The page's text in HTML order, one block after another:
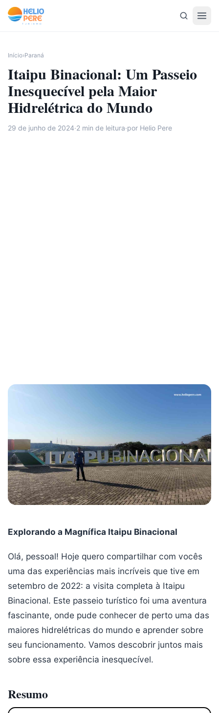
Pular para o conteúdo
Início›Paraná
Itaipu Binacional: Um Passeio
Inesquecível pela Maior
Hidrelétrica do Mundo
29 de junho de 2024·2 min de leitura·por Helio Pere
Explorando a Magnífica Itaipu Binacional
Olá, pessoal! Hoje quero compartilhar com vocês
uma das experiências mais incríveis que tive em
setembro de 2022: a visita completa à Itaipu
Binacional. Este passeio turístico foi uma aventura
fascinante, onde pude conhecer de perto uma das
maiores hidrelétricas do mundo e aprender sobre
seu funcionamento. Vamos descobrir juntos mais
sobre essa experiência inesquecível.
Resumo